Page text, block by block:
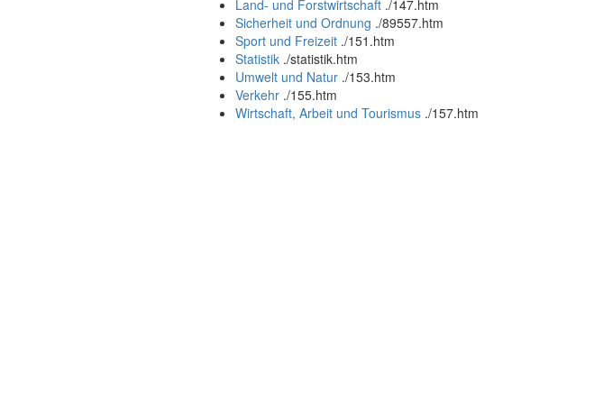
Land- und Forstwirtschaft ./147.htm
Sicherheit und Ordnung ./89557.htm
Sport und Freizeit ./151.htm
Statistik ./statistik.htm
Umwelt und Natur ./153.htm
Verkehr ./155.htm
Wirtschaft, Arbeit und Tourismus ./157.htm